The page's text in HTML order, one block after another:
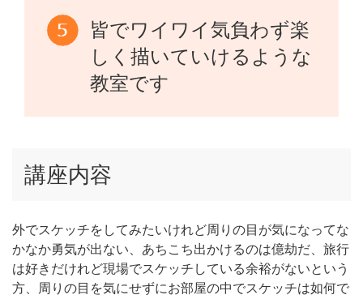
皆でワイワイ気負わず楽
しく描いていけるような
教室です
講座内容
外でスケッチをしてみたいけれど周りの目が気になってな
かなか勇気が出ない、あちこち出かけるのは億劫だ、旅行
は好きだけれど現場でスケッチしている余裕がないという
方、周りの目を気にせずにお部屋の中でスケッチは如何で